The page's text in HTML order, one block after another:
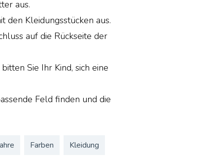
aus.
den Kleidungsstücken aus.
auf die Rückseite der
Sie Ihr Kind, sich eine
Feld finden und die
Farben Kleidung